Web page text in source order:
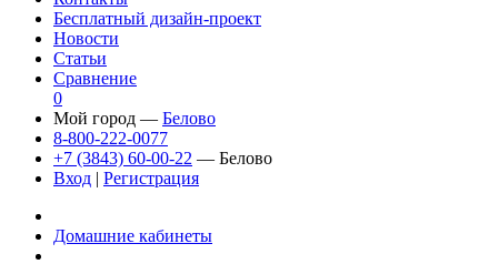
Бесплатный дизайн-проект
Новости
Статьи
Сравнение
0
Мой город — Белово
8-800-222-0077
+7 (3843) 60-00-22 — Белово
Вход | Регистрация
Домашние кабинеты